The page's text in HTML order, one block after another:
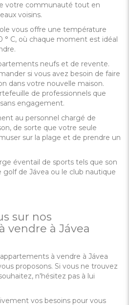
votre communauté tout en
voisins.
vous offre une température
° C, où chaque moment est idéal
neufs et de revente.
si vous avez besoin de faire
dans votre nouvelle maison.
de professionnels que
engagement.
au personnel chargé de
de sorte que votre seule
sur la plage et de prendre un
éventail de sports tels que son
golf de Jávea ou le club nautique
sur nos
vendre à Jávea
à vendre à Jávea
proposons. Si vous ne trouvez
n'hésitez pas à lui
vos besoins pour vous